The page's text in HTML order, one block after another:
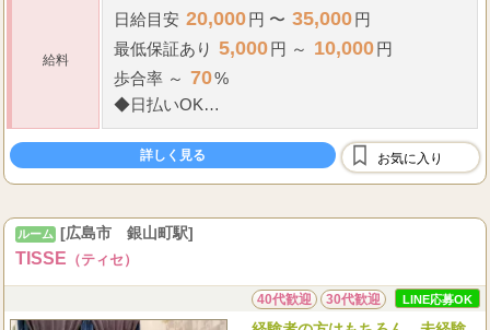
給料
日給目安 20,000円 〜 35,000円
最低保証あり 5,000円 ～ 10,000円
歩合率 ～ 70%
◆日払いOK
◆友達紹介ボーナスあり (20,000円)
詳しく見る お気に入り
ルーム [広島市 銀山町駅]
TISSE （ティセ）
40代歓迎 30代歓迎 LINE応募OK